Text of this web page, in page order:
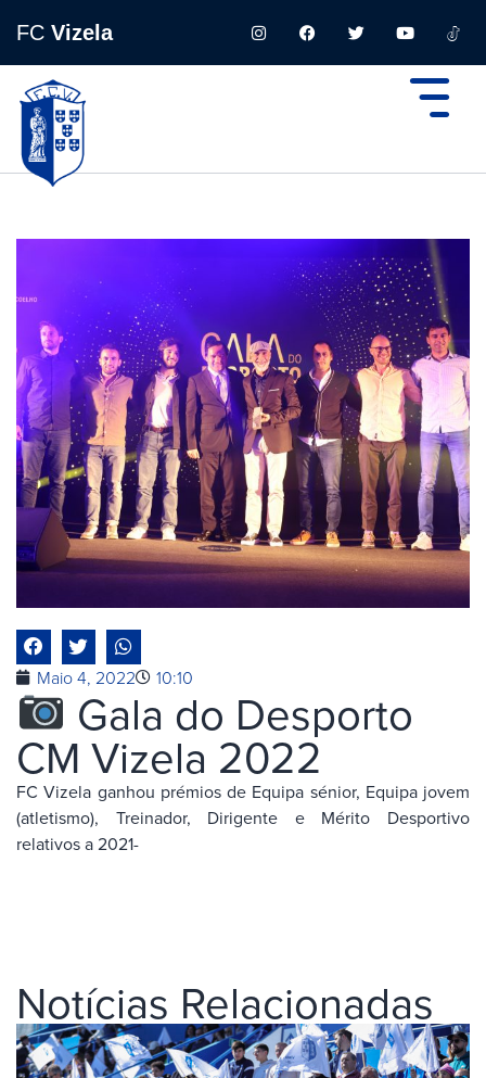
FC Vizela
Maio 4, 2022 10:10
Gala do Desporto
CM Vizela 2022
FC Vizela ganhou prémios de Equipa sénior, Equipa jovem
(atletismo), Treinador, Dirigente e Mérito Desportivo
relativos a 2021-
Notícias Relacionadas